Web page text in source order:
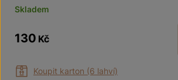
Skladem
130 Kč
Koupit karton (6 lahví)